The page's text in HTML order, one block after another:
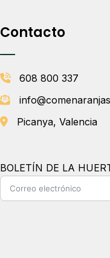
Contacto
608 800 337
Picanya, Valencia
BOLETÍN DE LA